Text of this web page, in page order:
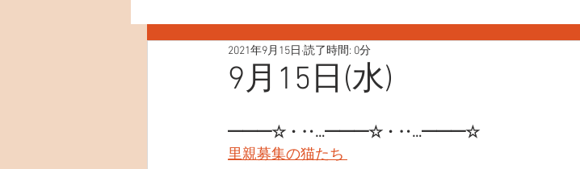
9月15日(水)
2021年9月15日 読了時間: 0分
━━━☆・‥…━━━☆・‥…━━━☆
里親募集の猫たち